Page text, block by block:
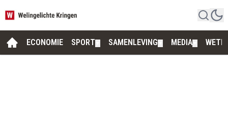
ECONOMIE SPORT SAMENLEVING MEDIA